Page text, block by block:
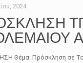
2024
Θέμα: Πρόσκληση σε